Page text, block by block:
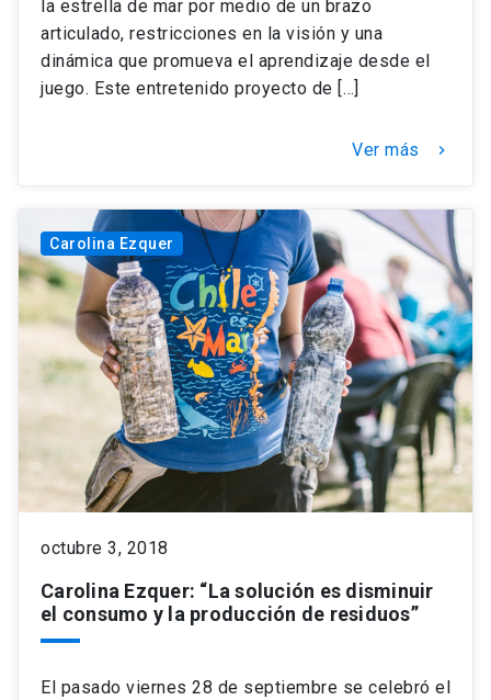
la estrella de mar por medio de un brazo
articulado, restricciones en la visión y una
dinámica que promueva el aprendizaje desde el
juego. Este entretenido proyecto de […]
Ver más keyboard_arrow_right
Carolina Ezquer
octubre 3, 2018
Carolina Ezquer: “La solución es disminuir
el consumo y la producción de residuos”
El pasado viernes 28 de septiembre se celebró el